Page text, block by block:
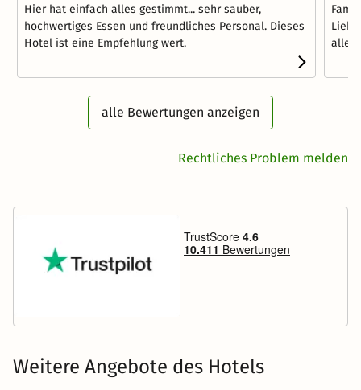
Hier hat einfach alles gestimmt... sehr sauber,
hochwertiges Essen und freundliches Personal. Dieses
Hotel ist eine Empfehlung wert.
alle Bewertungen anzeigen
Rechtliches Problem melden
Weitere Angebote des Hotels